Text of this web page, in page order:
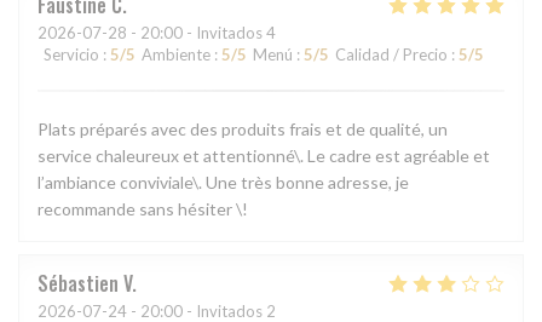
2026-07-28 - 20:00 - Invitados 4
Servicio : 5/5 Ambiente : 5/5 Menú : 5/5 Calidad / Precio : 5/5
Plats préparés avec des produits frais et de qualité, un
service chaleureux et attentionné\. Le cadre est agréable et
l’ambiance conviviale\. Une très bonne adresse, je
recommande sans hésiter \!
Sébastien V
2026-07-24 - 20:00 - Invitados 2